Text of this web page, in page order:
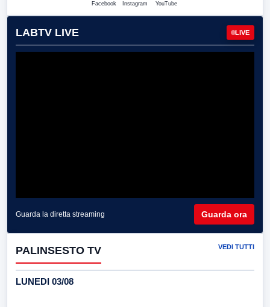
Facebook Instagram YouTube
LABTV LIVE LIVE
Guarda la diretta streaming Guarda ora
PALINSESTO TV VEDI TUTTI
LUNEDI 03/08